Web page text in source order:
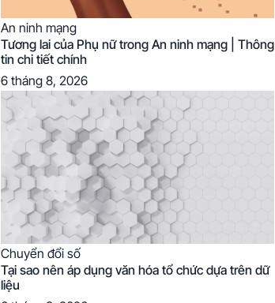
An ninh mạng
Tương lai của Phụ nữ trong An ninh mạng | Thông
tin chi tiết chính
6 tháng 8, 2026
Chuyển đổi số
Tại sao nên áp dụng văn hóa tổ chức dựa trên dữ
liệu